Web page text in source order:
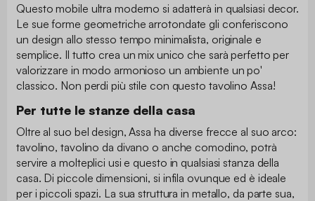
Questo mobile ultra moderno si adatterà in qualsiasi decor.
Le sue forme geometriche arrotondate gli conferiscono
un design allo stesso tempo minimalista, originale e
semplice. Il tutto crea un mix unico che sarà perfetto per
valorizzare in modo armonioso un ambiente un po'
classico. Non perdi più stile con questo tavolino Assa!
Per tutte le stanze della casa
Oltre al suo bel design, Assa ha diverse frecce al suo arco:
tavolino, tavolino da divano o anche comodino, potrà
servire a molteplici usi e questo in qualsiasi stanza della
casa. Di piccole dimensioni, si infila ovunque ed è ideale
per i piccoli spazi. La sua struttura in metallo, da parte sua,